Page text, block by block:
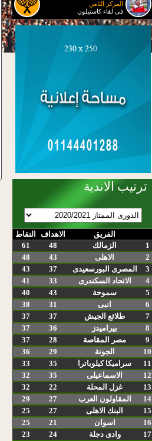
المركز الثامن
فى لقاء كاستيلون
ترتيب الاندية
الفريق الاهداف
النقاط
1
الزمالك 48
61
2
الاهلى 43
48
3
المصرى البورسعيدى 37
43
4
الاتحاد السكندرى 33
41
5
سموحة 43
40
6
انبى 31
38
7
طلائع الجيش 37
37
8
بيراميدز 36
37
9
مصر المقاصة 28
37
10
الجونة 29
36
11
سراميكا كيلوباترا 35
33
12
الاسماعيلى 35
32
13
غزل المحلة 22
32
14
المقاولون العرب 27
29
15
البنك الاهلى 27
25
16
اسوان 21
25
17
وادى دجلة 24
23